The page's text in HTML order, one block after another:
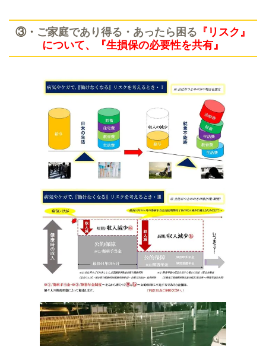
③・ ご家庭であり得る・あったら困る 『リスク』
について、『生損保の必要性を共有』